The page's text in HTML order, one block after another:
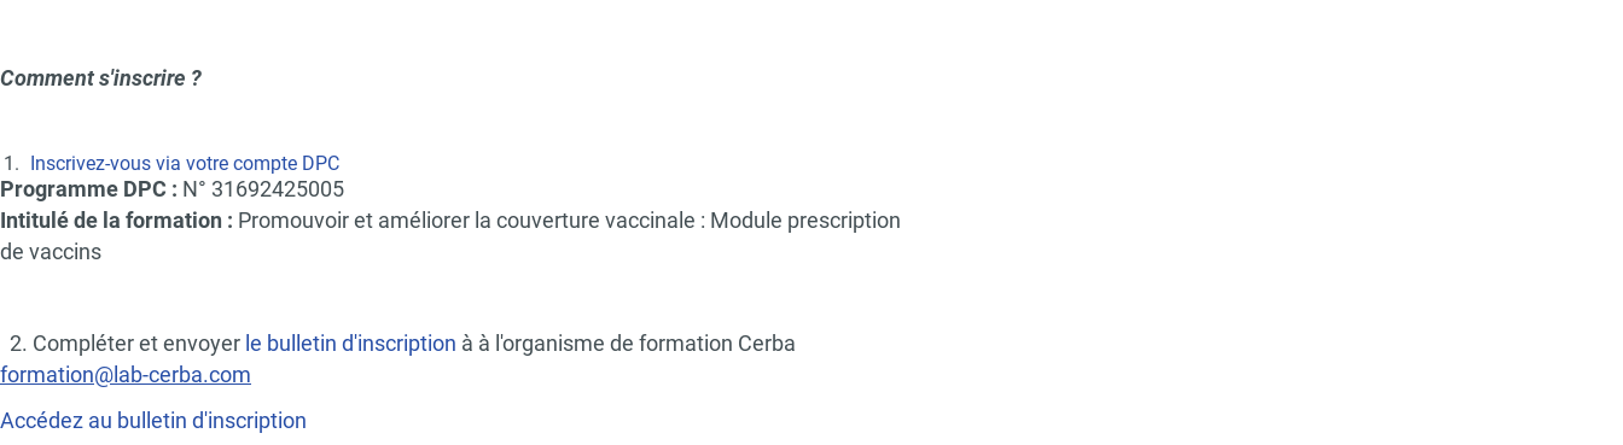
Comment s'inscrire ?
Inscrivez-vous via votre compte DPC
Programme DPC : N° 31692425005
Intitulé de la formation : Promouvoir et améliorer la couverture vaccinale : Module prescription
de vaccins
2. Compléter et envoyer le bulletin d'inscription à à l'organisme de formation Cerba
formation@lab-cerba.com
Accédez au bulletin d'inscription